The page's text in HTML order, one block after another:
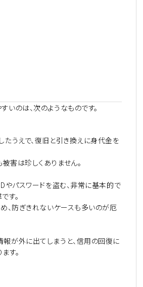
いのは、次のようなものです。
たうえで、復旧と引き換えに身代金を
害は珍しくありません。
やパスワードを盗む、非常に基本的で
す。
め、防ぎきれないケースも多いのが厄
が外に出てしまうと、信用の回復に
す。